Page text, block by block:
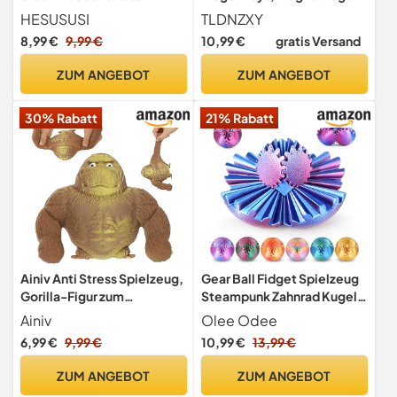
Squishy Stressbälle Kleines
Perlen Quetschball Anti
Stressabbau Spielzeug
Entspannen, Linderung von
HESUSUSI
8,99 € 9,99 €
ZUM ANGEBOT
Anti Stress Bälle
TLDNZXY
10,99 € gratis Versand
ZUM ANGEBOT
30% Rabatt
Ainiv Anti Stress Spielzeug,
Gorilla-Figur zum
Stressabbau, Latex Monkey
Gorilla Toys, Sensory Relief
Fidget Toy, Weiches
Geeignet für Freizeit,
Ainiv
6,99 € 9,99 €
ZUM ANGEBOT
21% Rabatt
Gear Ball Fidget Spielzeug
Steampunk Zahnrad Kugel
Stressabbau Sensorisches
Spielzeug autistische
Kinder Erwachsene 3D
Geburtstagsgeschenk
Olee Odee
10,99 € 13,99 €
ZUM ANGEBOT